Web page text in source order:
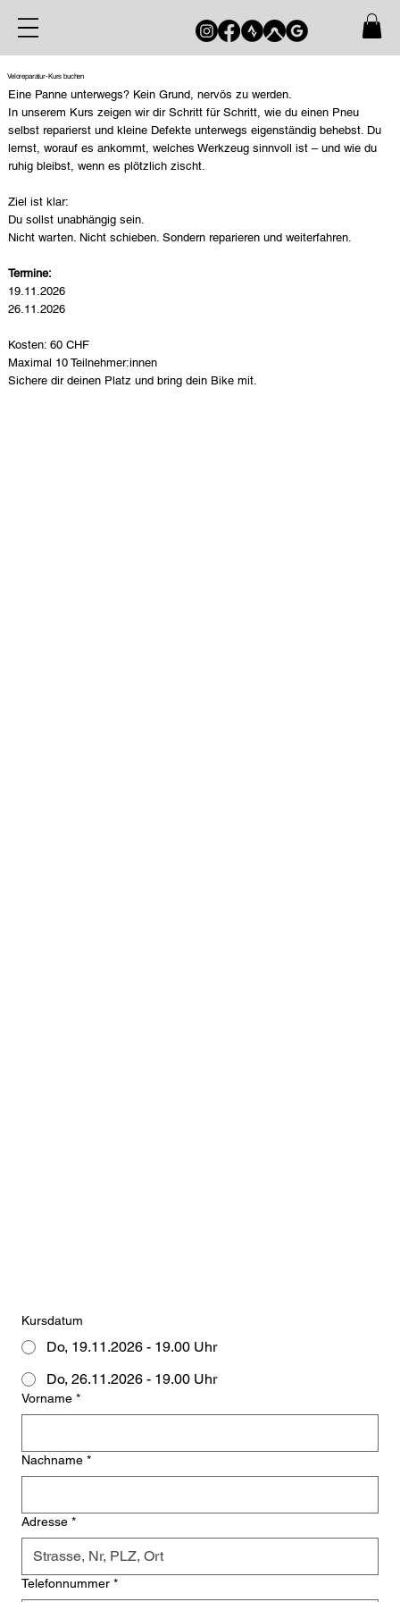
Veloreparatur-Kurs buchen
Eine Panne unterwegs? Kein Grund, nervös zu werden.
In unserem Kurs zeigen wir dir Schritt für Schritt, wie du einen Pneu
selbst reparierst und kleine Defekte unterwegs eigenständig behebst. Du
lernst, worauf es ankommt, welches Werkzeug sinnvoll ist – und wie du
ruhig bleibst, wenn es plötzlich zischt.
Ziel ist klar:
Du sollst unabhängig sein.
Nicht warten. Nicht schieben. Sondern reparieren und weiterfahren.
Termine:
19.11.2026
26.11.2026
Kosten: 60 CHF
Maximal 10 Teilnehmer:innen
Sichere dir deinen Platz und bring dein Bike mit.
Kursdatum
Do, 19.11.2026 - 19.00 Uhr
Do, 26.11.2026 - 19.00 Uhr
Vorname *
Nachname *
Adresse *
Telefonnummer *